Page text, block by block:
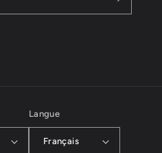
Langue
Français